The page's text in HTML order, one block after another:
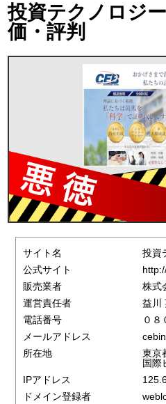
投資テクノロジ
価・評判
サイト名
投資
公式サイト
販売業者
株式
運営責任者
益川
電話番号
０
メールアドレス
所在地
東京
国際
IPアドレス
ドメイン登録者